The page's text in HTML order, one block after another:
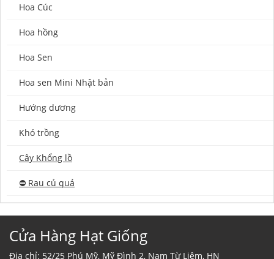
Hoa Cúc
Hoa hồng
Hoa Sen
Hoa sen Mini Nhật bản
Hướng dương
Khó trồng
Cây Khổng lồ
⛔️ Rau củ quả
Cửa Hàng Hạt Giống
Địa chỉ: 52/25 Phú Mỹ, Mỹ Đình 2, Nam Từ Liêm, HN